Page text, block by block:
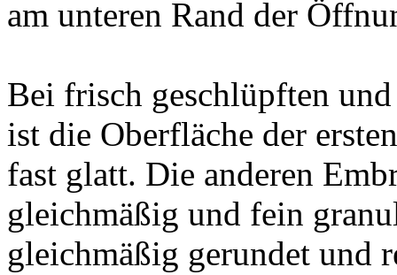
am unteren Rand der
Bei frisch geschlüpften
ist die Oberfläche der
fast glatt. Die anderen
gleichmäßig und fein
gleichmäßig gerundet und